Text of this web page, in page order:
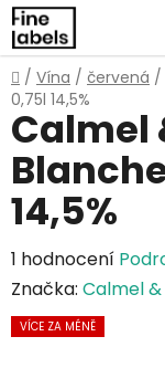
Přejít
na
obsah
Domů
/ Vína / červená /
0,75l 14,5%
Calmel
14,5%
Průměrné
hodnocení
produktu
1 hodnocení
Značka: Calmel
VÍCE ZA MÉNĚ